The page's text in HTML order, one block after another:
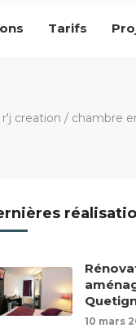
Tarifs
r'j creation / chambre
10 mars